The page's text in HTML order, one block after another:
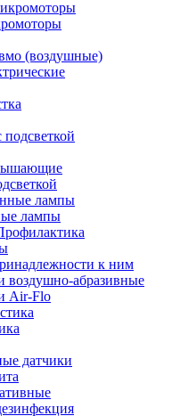
(воздушные)
лампы
к ним
воздушно-абразивные
Air-Flo
датчики